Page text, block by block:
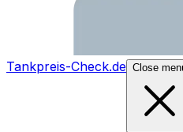
Tankpreis-Check.de Close